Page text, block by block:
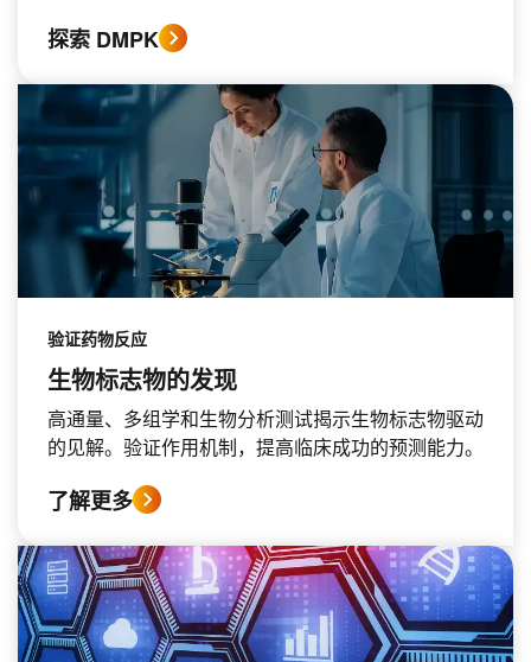
探索 DMPK
验证药物反应
生物标志物的发现
高通量、多组学和生物分析测试揭示生物标志物驱动
的见解。验证作用机制，提高临床成功的预测能力。
了解更多